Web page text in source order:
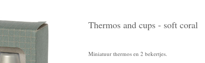
Thermos and cups - soft coral
Miniatuur thermos en 2 bekertjes.